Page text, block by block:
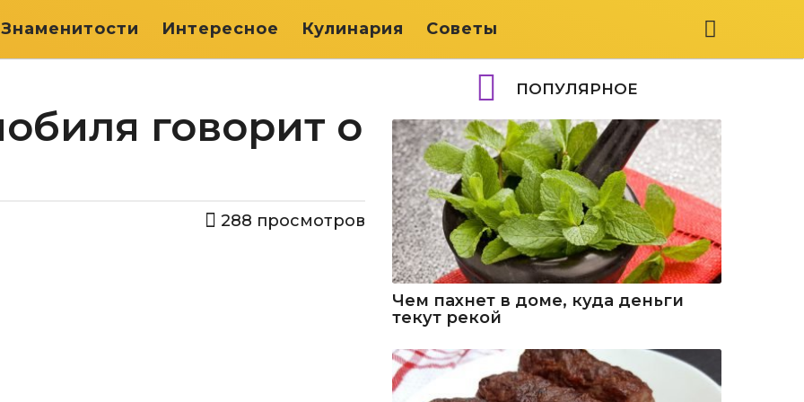
Знаменитости Интересное Кулинария Советы
говорит о
288 просмотров
ПОПУЛЯРНОЕ
Чем пахнет в доме, куда деньги
текут рекой